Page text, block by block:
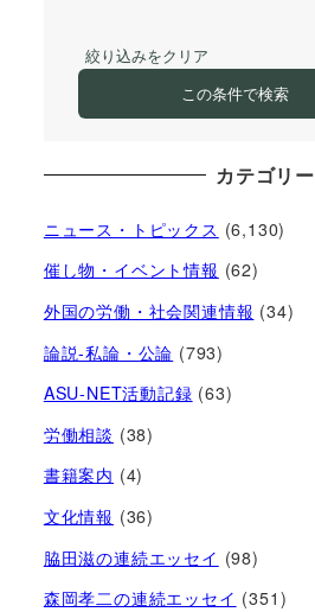
絞り込みをクリア
この条件で検索
カテゴリー
ニュース・トピックス (6,130)
催し物・イベント情報 (62)
外国の労働・社会関連情報 (34)
論説-私論・公論 (793)
ASU-NET活動記録 (63)
労働相談 (38)
書籍案内 (4)
文化情報 (36)
脇田滋の連続エッセイ (98)
森岡孝二の連続エッセイ (351)